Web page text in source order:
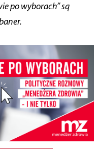
po wyborach” są